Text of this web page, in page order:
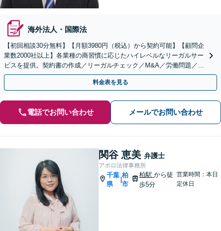
海外法人・国際法
【初回相談30分無料】【月額3980円（税込）から契約可能】【顧問企
業数2000社以上】各業種の商習慣に応じたハイレベルなリーガルサー
ビスを提供。契約書の作成／リーガルチェック／M&A／労働問題／知
的財産等、お任せください【他士業連携可能】
料金表を見る
電話でお問い合わせ メールでお問い合わせ
関谷 恵美 弁護士
アポロ法律事務所
千葉
県
|
柏
市
柏駅から徒
歩5分
営業時間：本日
定休日